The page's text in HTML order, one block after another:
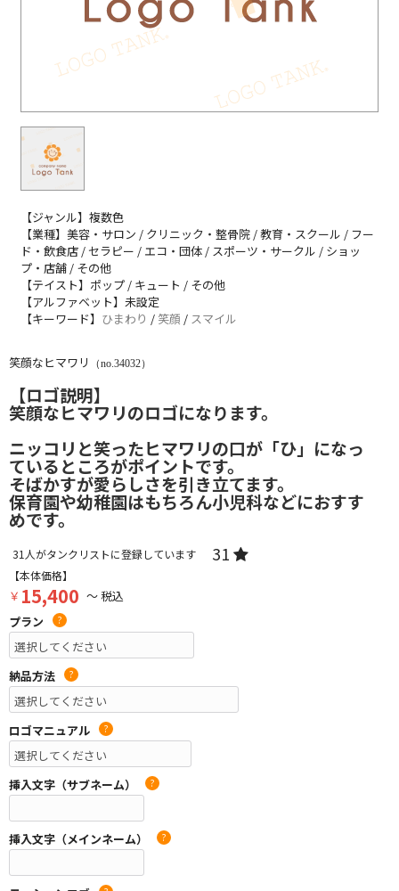
【ジャンル】複数色
【業種】美容・サロン / クリニック・整骨院 / 教育・スクール / フー
ド・飲食店 / セラピー / エコ・団体 / スポーツ・サークル / ショッ
プ・店舗 / その他
【テイスト】ポップ / キュート / その他
【アルファベット】未設定
【キーワード】 ひまわり / 笑顔 / スマイル
笑顔なヒマワリ （no.34032）
【ロゴ説明】
笑顔なヒマワリのロゴになります。
ニッコリと笑ったヒマワリの口が「ひ」になっ
ているところがポイントです。
そばかすが愛らしさを引き立てます。
保育園や幼稚園はもちろん小児科などにおすす
めです。
31 人がタンクリストに登録しています 31
【本体価格】
￥ 15,400 ～ 税込
プラン
?
納品方法 ?
ロゴマニュアル ?
挿入文字（サブネーム） ?
挿入文字（メインネーム） ?